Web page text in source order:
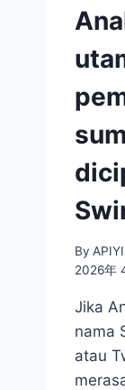
By
2026年
Jika
nama
atau